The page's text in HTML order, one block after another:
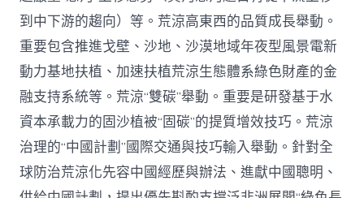
到中下游的趨向）等。荒涼高東西的品質成長舉動。
重要包含推進戈壁、沙地、沙漠地域年夜型風景電新
動力基地扶植、加速扶植荒涼生態體系綠色財產的金
融支持系統等。荒涼“雙碳”舉動。重要是研發基于水
資本承載力的固沙植被“固碳”的提質增效技巧。荒涼
治理的“中國計劃”國際交通與技巧輸入舉動。針對全
球防治荒涼化先容中國經歷與辦法、進獻中國聰明、